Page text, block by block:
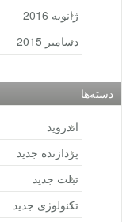
ژانویه 2016
دسامبر 2015
دسته‌ها
اندروید
پردازنده جدید
تبلت جدید
تکنولوژی جدید